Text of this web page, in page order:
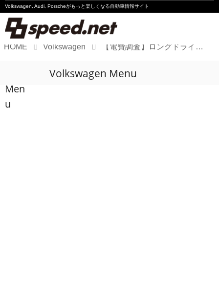
Volkswagen, Audi, Porscheがもっと楽しくなる自動車情報サイト
Audi
HOME Volkswagen 【電費調査】ロングドライブも快適なID.Buzz 充電では“冷や汗”も!?
Men
u
Volkswagen Menu